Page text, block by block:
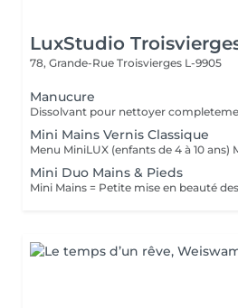
LuxStudio
78, Grande-Rue Troisvierges L-9905
Manucure
Mini Mains Vernis Classique
Mini Duo Mains & Pieds